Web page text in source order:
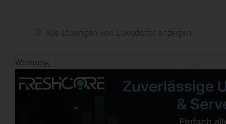
Alle Lösungen von Lokisdottir anzeigen!
Werbung